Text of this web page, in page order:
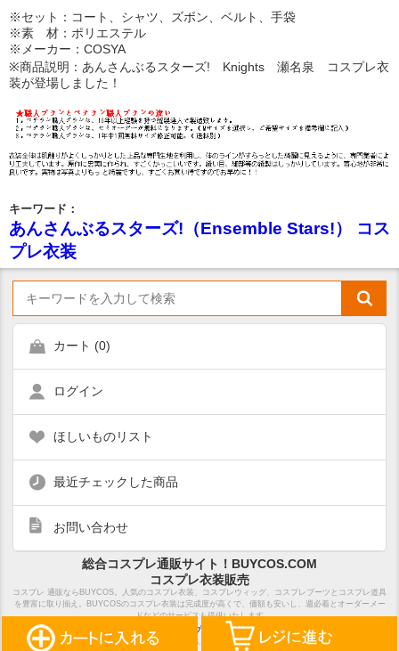
※セット：コート、シャツ、ズボン、ベルト、手袋
※素 材：ポリエステル
※メーカー：COSYA
※商品説明：あんさんぶるスターズ! Knights 瀬名泉 コスプレ衣
装が登場しました！
キーワード：
あんさんぶるスターズ!（Ensemble Stars!） コス
プレ衣装
カート (0)
ログイン
ほしいものリスト
最近チェックした商品
お問い合わせ
総合コスプレ通販サイト！BUYCOS.COM
コスプレ衣装販売
コスプレ 通販ならBUYCOS。人気のコスプレ衣装、コスプレウィッグ、コスプレブーツとコスプレ道具
を豊富に取り揃え。BUYCOSのコスプレ衣装は完成度が高くで、価額も安いし、週必着とオーダーメー
ドなどのサービスも提供いたします
ホーム サイトマップ 特定商取引法表示
Copyright Notice ©2018 BUYCOS.COM limited, All Rights Reserved